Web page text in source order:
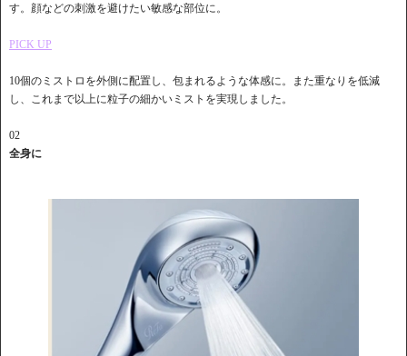
す。顔などの刺激を避けたい敏感な部位に。
PICK UP
10個のミストロを外側に配置し、包まれるような体感に。また重なりを低減
し、これまで以上に粒子の細かいミストを実現しました。
02
全身に